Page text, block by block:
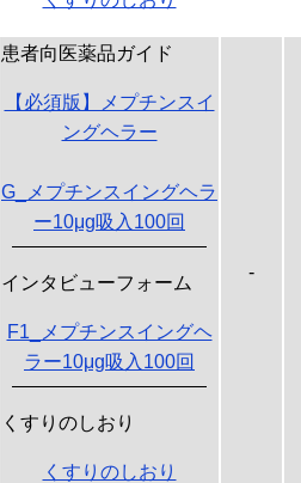
患者向医薬品ガイド
【必須版】メプチンスイ
ングヘラー
G_メプチンスイングヘラ
ー10μg吸入100回
インタビューフォーム
F1_メプチンスイングヘ
ラー10μg吸入100回
くすりのしおり
くすりのしおり
-